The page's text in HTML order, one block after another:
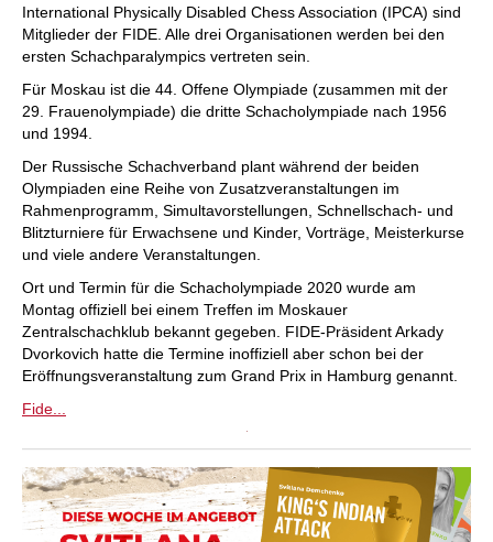
International Physically Disabled Chess Association (IPCA) sind
Mitglieder der FIDE. Alle drei Organisationen werden bei den
ersten Schachparalympics vertreten sein.
Für Moskau ist die 44. Offene Olympiade (zusammen mit der
29. Frauenolympiade) die dritte Schacholympiade nach 1956
und 1994.
Der Russische Schachverband plant während der beiden
Olympiaden eine Reihe von Zusatzveranstaltungen im
Rahmenprogramm, Simultavorstellungen, Schnellschach- und
Blitzturniere für Erwachsene und Kinder, Vorträge, Meisterkurse
und viele andere Veranstaltungen.
Ort und Termin für die Schacholympiade 2020 wurde am
Montag offiziell bei einem Treffen im Moskauer
Zentralschachklub bekannt gegeben. FIDE-Präsident Arkady
Dvorkovich hatte die Termine inoffiziell aber schon bei der
Eröffnungsveranstaltung zum Grand Prix in Hamburg genannt.
Fide...